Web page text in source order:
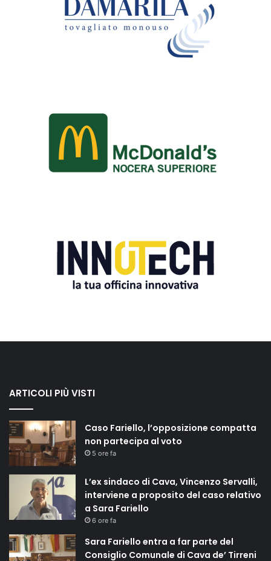
ARTICOLI PIÙ VISTI
Caso Fariello, l’opposizione compatta
non partecipa al voto
5 ore fa
L’ex sindaco di Cava, Vincenzo Servalli,
interviene a proposito del caso relativo
a Sara Fariello
6 ore fa
Sara Fariello entra a far parte del
Consiglio Comunale di Cava de’ Tirreni